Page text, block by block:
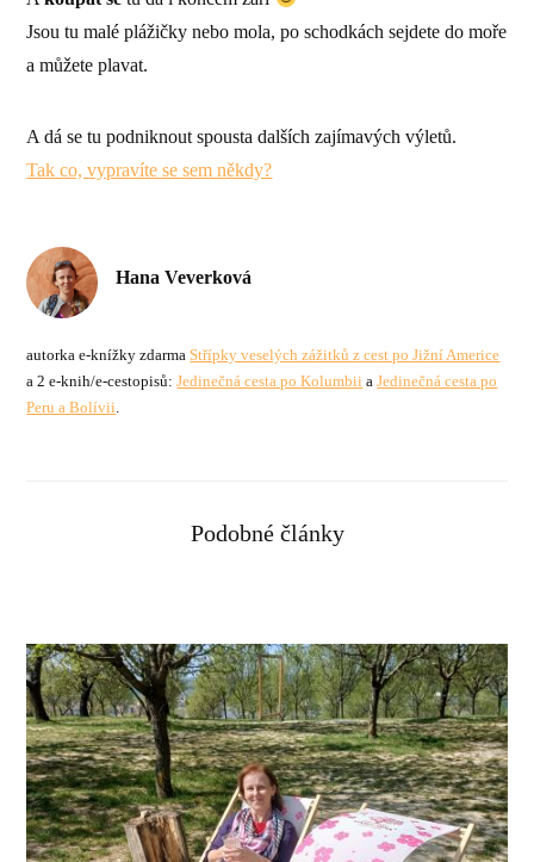
Jsou tu malé plážičky nebo mola, po schodkách sejdete do moře
a můžete plavat.
A dá se tu podniknout spousta dalších zajímavých výletů.
Tak co, vypravíte se sem někdy?
Hana Veverková
autorka e-knížky zdarma Střípky veselých zážitků z cest po Jižní Americe
a 2 e-knih/e-cestopisů:Jedinečná cesta po Kolumbii aJedinečná cesta po
Peru a Bolívii.
Podobné články